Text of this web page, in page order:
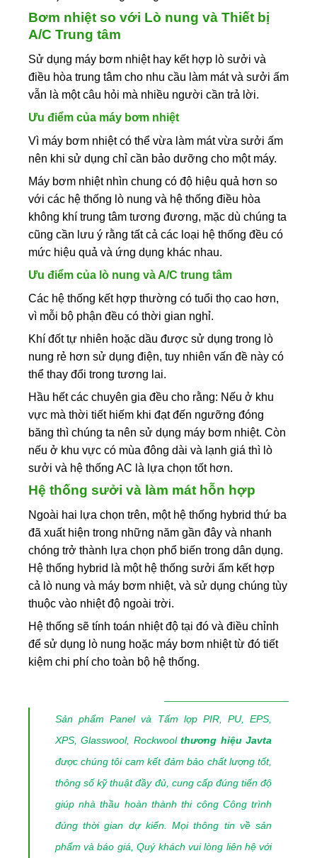
Bơm nhiệt so với Lò nung và Thiết bị
A/C Trung tâm
Sử dụng máy bơm nhiệt hay kết hợp lò sưởi và
điều hòa trung tâm cho nhu cầu làm mát và sưởi ấm
vẫn là một câu hỏi mà nhiều người cần trả lời.
Ưu điểm của máy bơm nhiệt
Vì máy bơm nhiệt có thể vừa làm mát vừa sưởi ấm
nên khi sử dụng chỉ cần bảo dưỡng cho một máy.
Máy bơm nhiệt nhìn chung có độ hiệu quả hơn so
với các hệ thống lò nung và hệ thống điều hòa
không khí trung tâm tương đương, mặc dù chúng ta
cũng cần lưu ý rằng tất cả các loại hệ thống đều có
mức hiệu quả và ứng dụng khác nhau.
Ưu điểm của lò nung và A/C trung tâm
Các hệ thống kết hợp thường có tuổi thọ cao hơn,
vì mỗi bộ phận đều có thời gian nghỉ.
Khí đốt tự nhiên hoặc dầu được sử dụng trong lò
nung rẻ hơn sử dụng điện, tuy nhiên vấn đề này có
thể thay đổi trong tương lai.
Hầu hết các chuyên gia đều cho rằng: Nếu ở khu
vực mà thời tiết hiếm khi đạt đến ngưỡng đóng
băng thì chúng ta nên sử dụng máy bơm nhiệt. Còn
nếu ở khu vực có mùa đông dài và lạnh giá thì lò
sưởi và hệ thống AC là lựa chọn tốt hơn.
Hệ thống sưởi và làm mát hỗn hợp
Ngoài hai lựa chọn trên, một hệ thống hybrid thứ ba
đã xuất hiện trong những năm gần đây và nhanh
chóng trở thành lựa chọn phổ biến trong dân dụng.
Hệ thống hybrid là một hệ thống sưởi ấm kết hợp
cả lò nung và máy bơm nhiệt, và sử dụng chúng tùy
thuộc vào nhiệt độ ngoài trời.
Hệ thống sẽ tính toán nhiệt độ tại đó và điều chỉnh
để sử dụng lò nung hoặc máy bơm nhiệt từ đó tiết
kiệm chi phí cho toàn bộ hệ thống.
Sản phẩm Panel và Tấm lợp PIR, PU, EPS,
XPS, Glasswool, Rockwoolthương hiệu Javta
được chúng tôi cam kết đảm bảo chất lượng tốt,
thông số kỹ thuật đầy đủ, cung cấp đúng tiến độ
giúp nhà thầu hoàn thành thi công Công trình
đúng thời gian dự kiến. Mọi thông tin về sản
phẩm và báo giá, Quý khách vui lòng liên hệ với